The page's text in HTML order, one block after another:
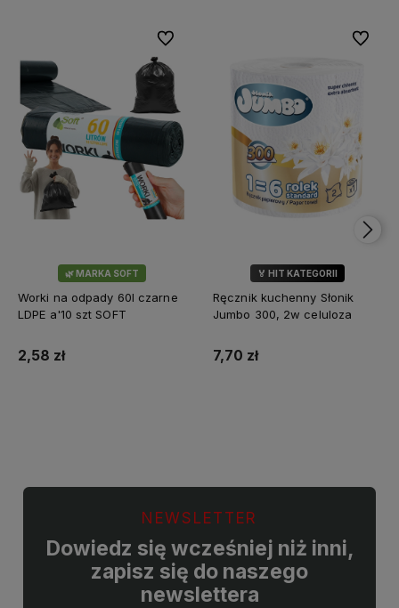
🌿 MARKA SOFT
Worki na odpady 60l czarne
LDPE a'10 szt SOFT
2,58 zł
Do ulubionych
🏅 HIT KATEGORII
💎 WYBÓR KLIENTÓW
Ręcznik kuchenny Słonik
Jumbo 300, 2w celuloza
7,70 zł
Do
NEWSLETTER
Dowiedz się wcześniej niż inni,
zapisz się do naszego
newslettera